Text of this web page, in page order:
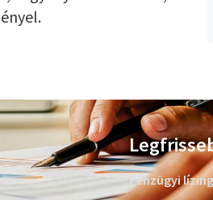
Pénzügyi